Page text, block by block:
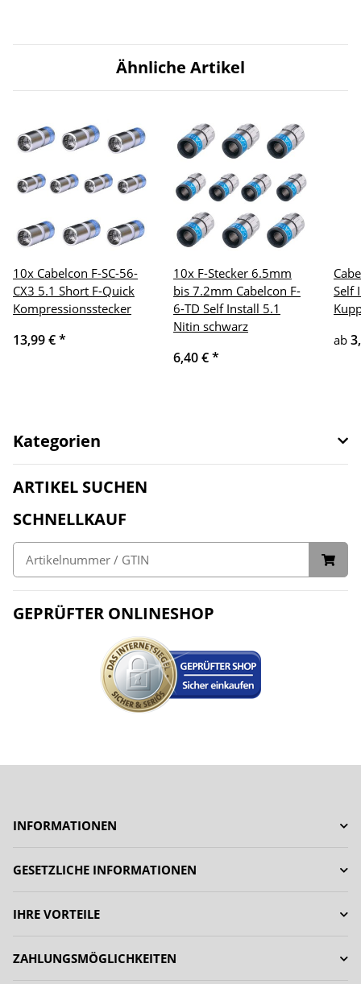
Ähnliche Artikel
10x Cabelcon F-SC-56-
CX3 5.1 Short F-Quick
Kompressionsstecker
13,99 €*
10x F-Stecker 6.5mm
bis 7.2mm Cabelcon F-
6-TD Self Install 5.1
Nitin schwarz
6,40 €*
Self
ab
Kategorien
ARTIKEL SUCHEN
SCHNELLKAUF
GEPRÜFTER ONLINESHOP
INFORMATIONEN
GESETZLICHE INFORMATIONEN
IHRE VORTEILE
ZAHLUNGSMÖGLICHKEITEN